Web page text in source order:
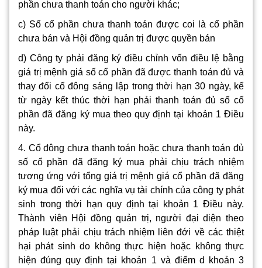
phần chưa thanh toán cho người khác;
c) Số cổ phần chưa thanh toán được coi là cổ phần
chưa bán và Hội đồng quản trị được quyền bán
d) Công ty phải đăng ký điều chỉnh vốn điều lệ bằng
giá trị mệnh giá số cổ phần đã được thanh toán đủ và
thay đổi cổ đông sáng lập trong thời hạn 30 ngày, kể
từ ngày kết thúc thời hạn phải thanh toán đủ số cổ
phần đã đăng ký mua theo quy định tại khoản 1 Điều
này.
4. Cổ đông chưa thanh toán hoặc chưa thanh toán đủ
số cổ phần đã đăng ký mua phải chịu trách nhiệm
tương ứng với tổng giá trị mệnh giá cổ phần đã đăng
ký mua đối với các nghĩa vụ tài chính của công ty phát
sinh trong thời hạn quy định tại khoản 1 Điều này.
Thành viên Hội đồng quản trị, người đại diện theo
pháp luật phải chịu trách nhiệm liên đới về các thiệt
hại phát sinh do không thực hiện hoặc không thực
hiện đúng quy định tại khoản 1 và điểm d khoản 3